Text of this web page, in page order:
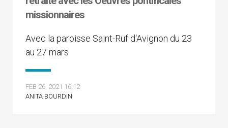
missionnaires
Avec la paroisse Saint-Ruf d‘Avignon du 23
au 27 mars
FEB 26, 2021 16:12
ANITA BOURDIN